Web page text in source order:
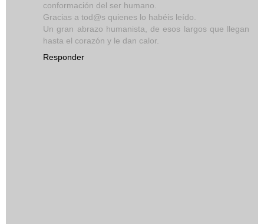
conformación del ser humano.
Gracias a tod@s quienes lo habéis leído.
Un gran abrazo humanista, de esos largos que llegan
hasta el corazón y le dan calor.
Responder